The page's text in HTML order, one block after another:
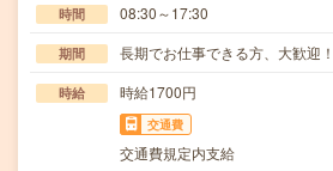
時間 08:30～17:30
期間 長期でお仕事できる方、大歓迎！
時給 時給1700円
交通費
交通費規定内支給